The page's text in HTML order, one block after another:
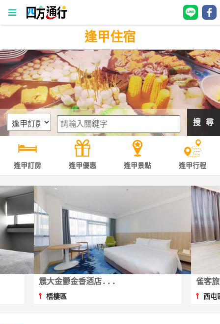
四
方
通
行
訂
房
灣
訂
房
特
民
宿
逢甲住宿
搜 尋
逢甲訂房 逢甲優惠 逢甲景點 逢甲行程
台中拓程商旅